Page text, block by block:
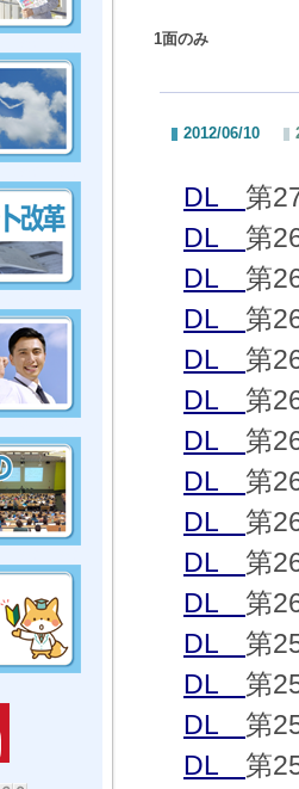
1面のみ
2012/06/10
DL 第
DL 第
DL 第
DL 第
DL 第
DL 第
DL 第
DL 第
DL 第
DL 第
DL 第
DL 第
DL 第
DL 第
DL 第